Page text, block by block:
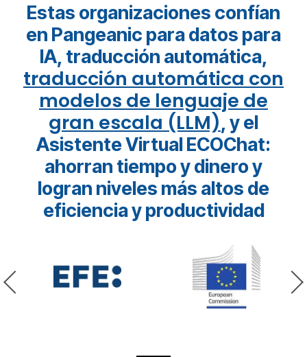
Estas organizaciones confían
en Pangeanic para datos para
IA, traducción automática,
traducción automática con
modelos de lenguaje de
gran escala (LLM), y el
Asistente Virtual ECOChat:
ahorran tiempo y dinero y
logran niveles más altos de
eficiencia y productividad